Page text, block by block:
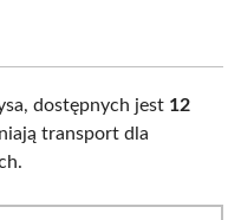
dostępnych jest 12
transport dla